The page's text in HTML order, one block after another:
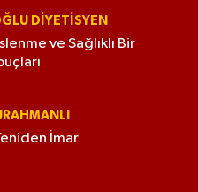
DIYETISYEN
ve Sağlıklı Bir
İmar